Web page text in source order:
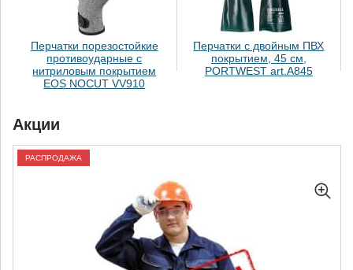
Перчатки порезостойкие
противоударные с
нитриловым покрытием
EOS NOCUT VV910
Перчатки с двойным ПВХ
покрытием, 45 см,
PORTWEST art.A845
Акции
РАСПРОДАЖА